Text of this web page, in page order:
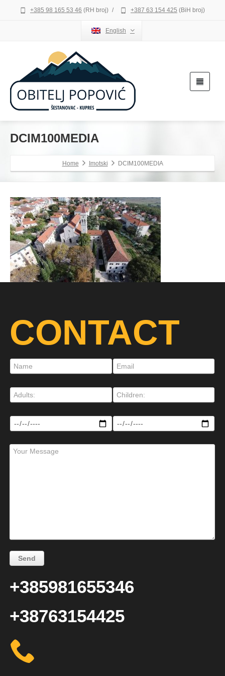
+385 98 165 53 46 (RH broj) / +387 63 154 425 (BiH broj)
English
DCIM100MEDIA
Home Imotski DCIM100MEDIA
CONTACT
+385981655346
+38763154425